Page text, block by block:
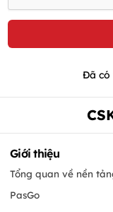
Đã có
Giới thiệu
Tổng quan về nền
PasGo